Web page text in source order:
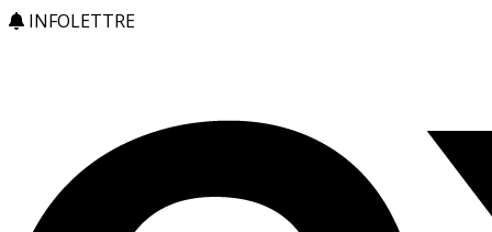
INFOLETTRE